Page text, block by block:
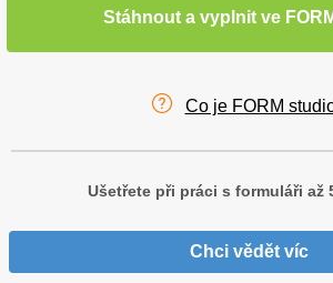
Stáhnout a vyplnit ve
Co je FORM
Ušetřete při práci s formuláři až
Chci vědět víc